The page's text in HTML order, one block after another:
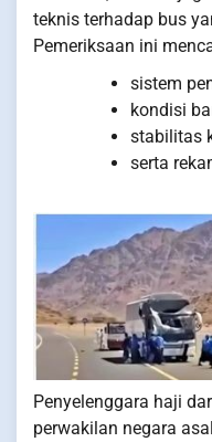
teknis terhadap bus
Pemeriksaan ini
sistem
kondisi
stabilitas
serta
Penyelenggara haji
perwakilan negara